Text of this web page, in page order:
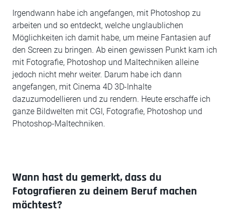
Irgendwann habe ich angefangen, mit Photoshop zu
arbeiten und so entdeckt, welche unglaublichen
Möglichkeiten ich damit habe, um meine Fantasien auf
den Screen zu bringen. Ab einen gewissen Punkt kam ich
mit Fotografie, Photoshop und Maltechniken alleine
jedoch nicht mehr weiter. Darum habe ich dann
angefangen, mit Cinema 4D 3D-Inhalte
dazuzumodellieren und zu rendern. Heute erschaffe ich
ganze Bildwelten mit CGI, Fotografie, Photoshop und
Photoshop-Maltechniken.
Wann hast du gemerkt, dass du
Fotografieren zu deinem Beruf machen
möchtest?